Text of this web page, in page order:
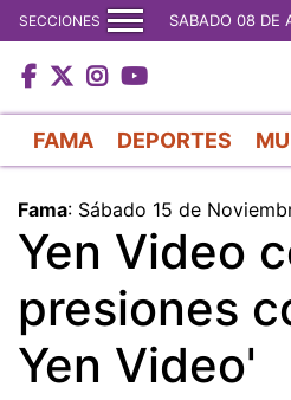
SECCIONES SABADO 08 DE
FAMA DEPORTES
Fama: Sábado 15 de
Yen Video
presiones
Yen Video'